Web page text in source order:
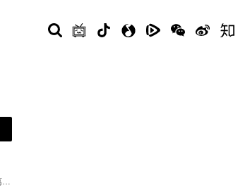
2023-06-28 ... 由 Phillips 富艺斯拍卖行特别呈献潮流收藏文化探索节目《COLLECTIONS》（收藏在哪里？）第二季正式上架。今集邀请到潮流界 OG 多媒体创作人葛民辉分享他的终极收藏。作为潮流和创作界极具影响力的教父，葛民辉有着许多身份：演员、主持人、歌手、导演、监制、品牌主理人、设计师等，每次他的跨媒体和跨界别创作最终目的就是为了收藏，在他秘密基地中我们可以找到 NIGO 的直升机飞行录像、Jay-Z 的联乘演唱会周边、巨型火车轨道模型甚至印有自己头像的 NASA 登月航天员模型等多年来所创作和合作的鬼罕珍藏！马上前往 COMPLEX 中文 Bilibili 频道收看了解葛民辉的收藏哲学！ 《COLLECTIONS》 以 COMPLEX 经典节目《Closets》为蓝本，我们将继续与潮流文化界的 OG 和新世代收藏家们做交流，探索收藏家及他们最引以为傲的藏品背后的文化和故事，本季嘉宾包括：香港潮流教父葛民辉、潮流 Icon 余文乐、《Vogue》台湾主编孙怡、Cookie DPT 创始人Wil Fang 等，你最期待看到哪一位的收藏？ 关于 Phillips 富艺斯 富艺斯拍卖行（Phillips）为全球首屈一指的二十及廿一世纪艺术与设计品交易平台，在二十世纪及当代艺术、设计、摄影、版本作品、名表及珠宝各方面均具丰富经验，致力为收藏家提供专业卓越的服务及意见。富艺斯于纽约、伦敦、日内瓦及香港均设有拍卖中心，2022年香港秋季拍卖将于11月27日至12月1日举行，呈献二十世纪及当代艺术和设计佳作、珍贵名表及精美珠宝。中国巡回预展将于 11 月 10 至 13 日于上海 ART021、11 月 24 日至 12 月 1 日于香港万豪酒店进行。拍卖亦可透过网上平台参与竞投，详情请浏览 www.phillips.com 查看更多信息。